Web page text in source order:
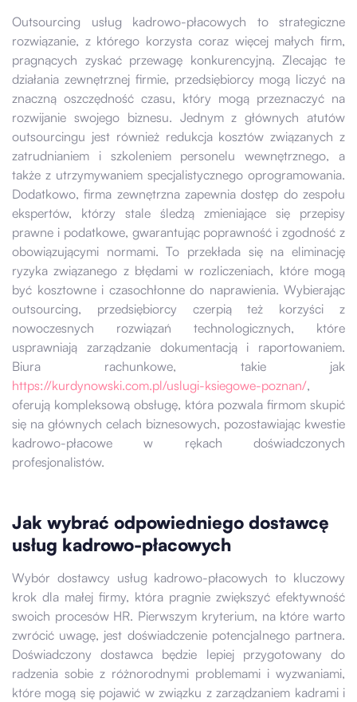
Outsourcing usług kadrowo-płacowych to strategiczne
rozwiązanie, z którego korzysta coraz więcej małych firm,
pragnących zyskać przewagę konkurencyjną. Zlecając te
działania zewnętrznej firmie, przedsiębiorcy mogą liczyć na
znaczną oszczędność czasu, który mogą przeznaczyć na
rozwijanie swojego biznesu. Jednym z głównych atutów
outsourcingu jest również redukcja kosztów związanych z
zatrudnianiem i szkoleniem personelu wewnętrznego, a
także z utrzymywaniem specjalistycznego oprogramowania.
Dodatkowo, firma zewnętrzna zapewnia dostęp do zespołu
ekspertów, którzy stale śledzą zmieniające się przepisy
prawne i podatkowe, gwarantując poprawność i zgodność z
obowiązującymi normami. To przekłada się na eliminację
ryzyka związanego z błędami w rozliczeniach, które mogą
być kosztowne i czasochłonne do naprawienia. Wybierając
outsourcing, przedsiębiorcy czerpią też korzyści z
nowoczesnych rozwiązań technologicznych, które
usprawniają zarządzanie dokumentacją i raportowaniem.
Biura rachunkowe, takie jak
https://kurdynowski.com.pl/uslugi-ksiegowe-poznan/,
oferują kompleksową obsługę, która pozwala firmom skupić
się na głównych celach biznesowych, pozostawiając kwestie
kadrowo-płacowe w rękach doświadczonych
profesjonalistów.
Jak wybrać odpowiedniego dostawcę
usług kadrowo-płacowych
Wybór dostawcy usług kadrowo-płacowych to kluczowy
krok dla małej firmy, która pragnie zwiększyć efektywność
swoich procesów HR. Pierwszym kryterium, na które warto
zwrócić uwagę, jest doświadczenie potencjalnego partnera.
Doświadczony dostawca będzie lepiej przygotowany do
radzenia sobie z różnorodnymi problemami i wyzwaniami,
które mogą się pojawić w związku z zarządzaniem kadrami i